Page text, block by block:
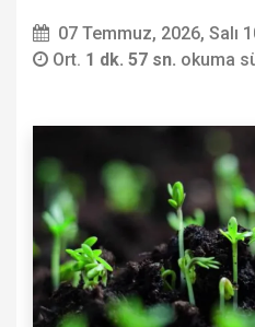
07 Temmuz, 2026, Salı
Ort. 1 dk. 57 sn. okuma